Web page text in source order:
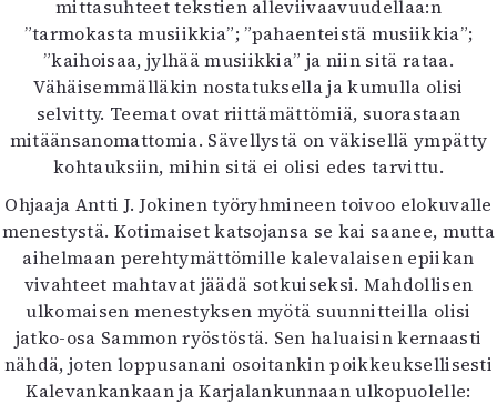
mittasuhteet tekstien alleviivaavuudellaa:n
”tarmokasta musiikkia”; ”pahaenteistä musiikkia”;
”kaihoisaa, jylhää musiikkia” ja niin sitä rataa.
Vähäisemmälläkin nostatuksella ja kumulla olisi
selvitty. Teemat ovat riittämättömiä, suorastaan
mitäänsanomattomia. Sävellystä on väkisellä ympätty
kohtauksiin, mihin sitä ei olisi edes tarvittu.
Ohjaaja Antti J. Jokinen työryhmineen toivoo elokuvalle
menestystä. Kotimaiset katsojansa se kai saanee, mutta
aihelmaan perehtymättömille kalevalaisen epiikan
vivahteet mahtavat jäädä sotkuiseksi. Mahdollisen
ulkomaisen menestyksen myötä suunnitteilla olisi
jatko-osa Sammon ryöstöstä. Sen haluaisin kernaasti
nähdä, joten loppusanani osoitankin poikkeuksellisesti
Kalevankankaan ja Karjalankunnaan ulkopuolelle: